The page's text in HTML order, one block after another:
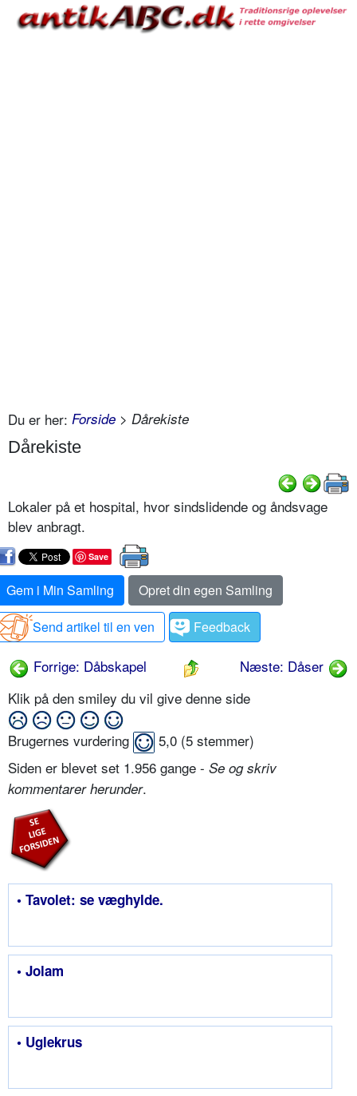
Du er her: Forside > Dårekiste
Dårekiste
Lokaler på et hospital, hvor sindslidende og åndsvage
blev anbragt.
Save
Gem i Min Samling
Opret din egen Samling
Send artikel til en ven
Feedback
Forrige: Dåbskapel
Næste: Dåser
Klik på den smiley du vil give denne side
Brugernes vurdering 5,0 (5 stemmer)
Siden er blevet set 1.956 gange - Se og skriv
kommentarer herunder.
• Tavolet: se væghylde.
• Jolam
• Uglekrus